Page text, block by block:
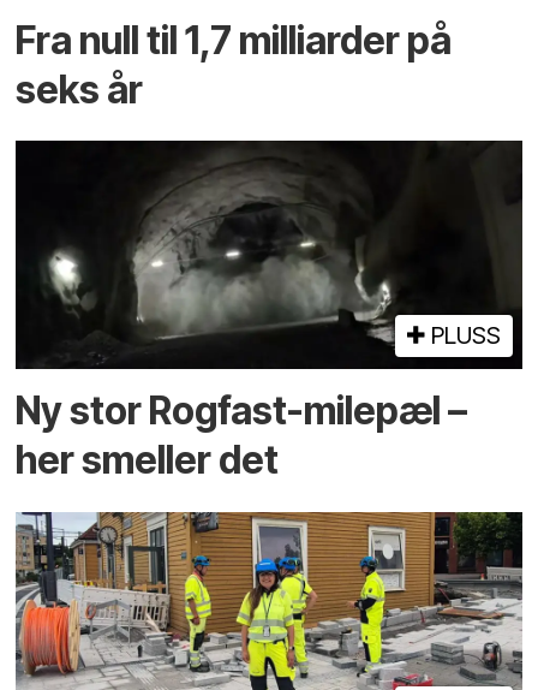
Fra null til 1,7 milliarder på
seks år
PLUSS
Ny stor Rogfast-milepæl –
her smeller det